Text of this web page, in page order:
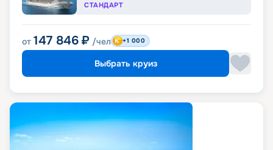
СТАНДАРТ
от 147 846 ₽ /чел +1 000
Выбрать круиз